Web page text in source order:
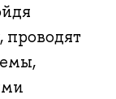
проводят